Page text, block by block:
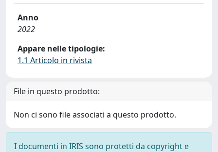
Anno
2022
Appare nelle tipologie:
1.1 Articolo in rivista
File in questo prodotto:
Non ci sono file associati a questo prodotto.
I documenti in IRIS sono protetti da copyright e